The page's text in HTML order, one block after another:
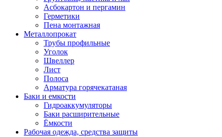
Асбокартон и пергамин
Герметики
Пена монтажная
Металлопрокат
Трубы профильные
Уголок
Швеллер
Лист
Полоса
Арматура горячекатаная
Баки и емкости
Гидроаккумуляторы
Баки расширительные
Ёмкости
Рабочая одежда, средства защиты